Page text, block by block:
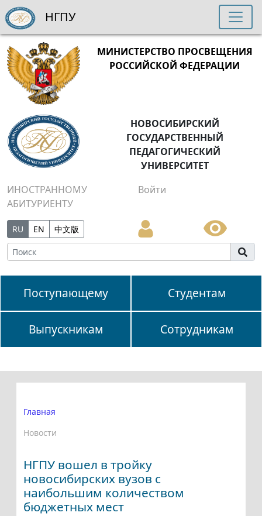
МИНИСТЕРСТВО ПРОСВЕЩЕНИЯ
РОССИЙСКОЙ ФЕДЕРАЦИИ
НОВОСИБИРСКИЙ
ГОСУДАРСТВЕННЫЙ
ПЕДАГОГИЧЕСКИЙ
УНИВЕРСИТЕТ
ИНОСТРАННОМУ
АБИТУРИЕНТУ
Войти
RU EN 中文版
Поступающему Студентам
Выпускникам Сотрудникам
НГПУ
Главная
Новости
НГПУ вошел в тройку
новосибирских вузов с
наибольшим количеством
бюджетных мест